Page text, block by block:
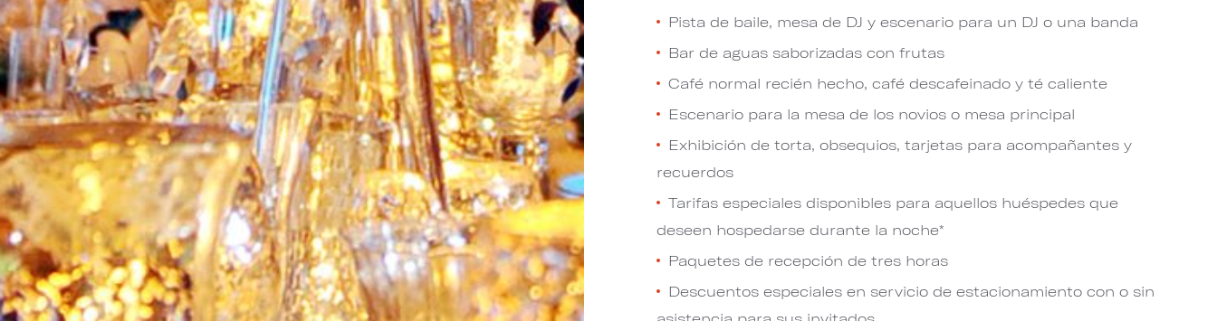
Pista de baile, mesa de DJ y escenario para un DJ o una banda
Bar de aguas saborizadas con frutas
Café normal recién hecho, café descafeinado y té caliente
Escenario para la mesa de los novios o mesa principal
Exhibición de torta, obsequios, tarjetas para acompañantes y
recuerdos
Tarifas especiales disponibles para aquellos huéspedes que
deseen hospedarse durante la noche*
Paquetes de recepción de tres horas
Descuentos especiales en servicio de estacionamiento con o sin